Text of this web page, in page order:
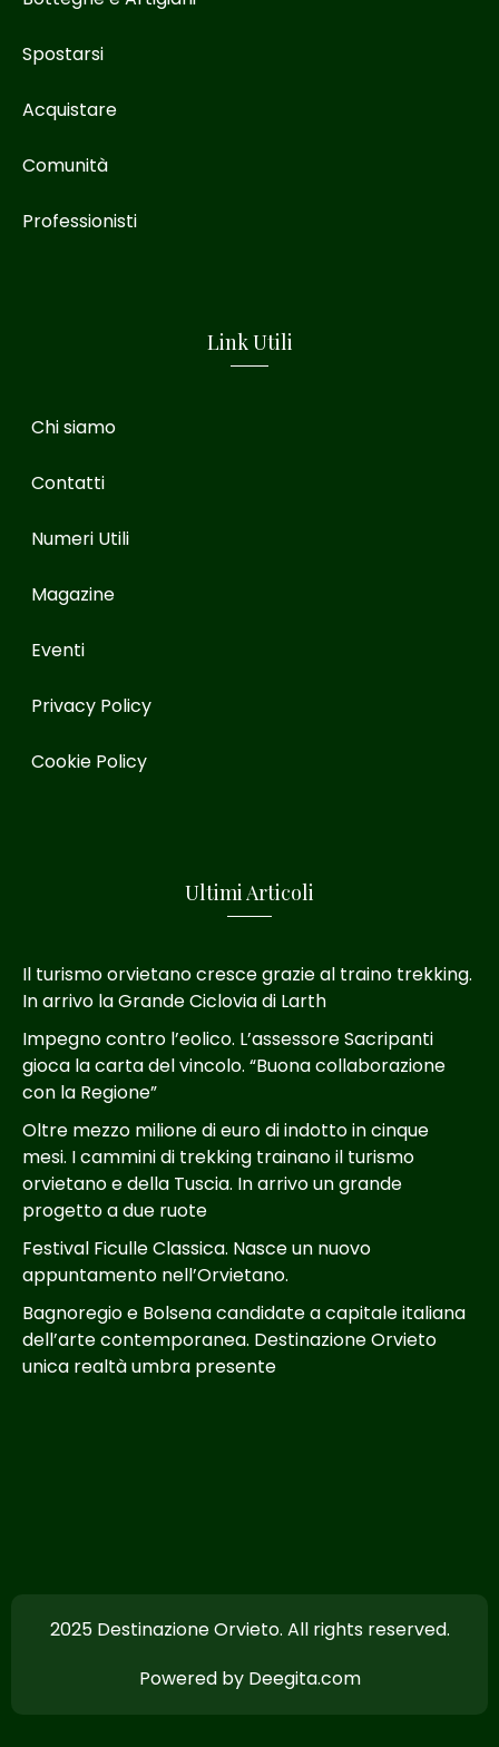
Spostarsi
Acquistare
Comunità
Professionisti
Link Utili
Chi siamo
Contatti
Numeri Utili
Magazine
Eventi
Privacy Policy
Cookie Policy
Ultimi Articoli
Il turismo orvietano cresce grazie al traino trekking.
In arrivo la Grande Ciclovia di Larth
Impegno contro l’eolico. L’assessore Sacripanti
gioca la carta del vincolo. “Buona collaborazione
con la Regione”
Oltre mezzo milione di euro di indotto in cinque
mesi. I cammini di trekking trainano il turismo
orvietano e della Tuscia. In arrivo un grande
progetto a due ruote
Festival Ficulle Classica. Nasce un nuovo
appuntamento nell’Orvietano.
Bagnoregio e Bolsena candidate a capitale italiana
dell’arte contemporanea. Destinazione Orvieto
unica realtà umbra presente
2025 Destinazione Orvieto. All rights reserved.
Powered by Deegita.com